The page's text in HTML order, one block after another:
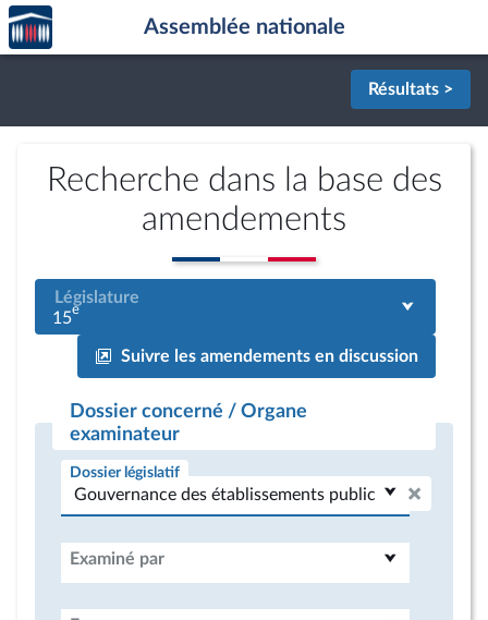
Aller au contenu
Aller en bas de la page
Accèder
à la
page
Assemblée nationale
Résultats >
Recherche dans la base des
amendements
Législature
15e
Suivre les amendements en discussion
Dossier concerné / Organe
examinateur
Dossier législatif
Examiné par